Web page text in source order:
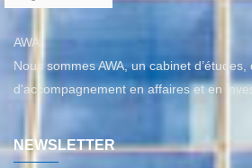
AWA
Nous sommes AWA, un cabinet
d'accompagnement en affaires et en
NEWSLETTER